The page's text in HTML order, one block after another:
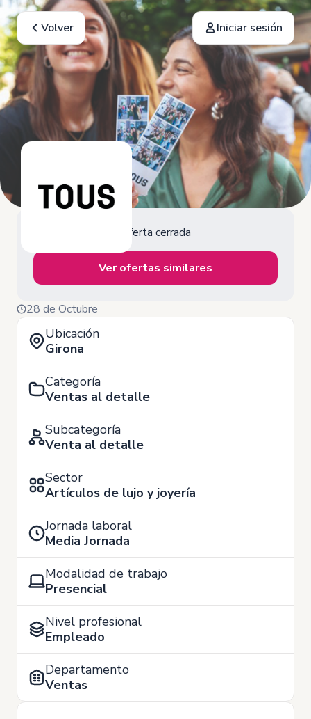
Volver Iniciar sesión
Oferta cerrada
Ver ofertas similares
28 de Octubre
Ubicación
Girona
Categoría
Ventas al detalle
Subcategoría
Venta al detalle
Sector
Artículos de lujo y joyería
Jornada laboral
Media Jornada
Modalidad de trabajo
Presencial
Nivel profesional
Empleado
Departamento
Ventas